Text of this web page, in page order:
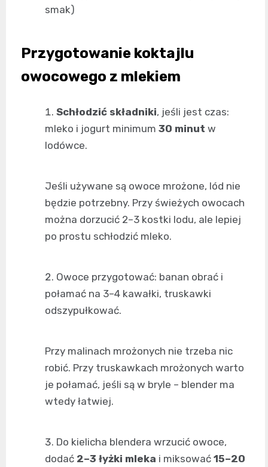
smak)
Przygotowanie koktajlu
owocowego z mlekiem
Schłodzić składniki, jeśli jest czas:
mleko i jogurt minimum 30 minut w
lodówce.
Jeśli używane są owoce mrożone, lód nie
będzie potrzebny. Przy świeżych owocach
można dorzucić 2–3 kostki lodu, ale lepiej
po prostu schłodzić mleko.
Owoce przygotować: banan obrać i
połamać na 3–4 kawałki, truskawki
odszypułkować.
Przy malinach mrożonych nie trzeba nic
robić. Przy truskawkach mrożonych warto
je połamać, jeśli są w bryle – blender ma
wtedy łatwiej.
Do kielicha blendera wrzucić owoce,
dodać 2–3 łyżki mleka i miksować 15–20